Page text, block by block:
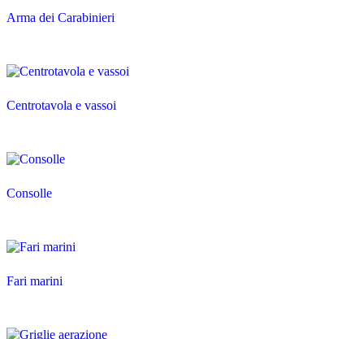
Arma dei Carabinieri
Centrotavola e vassoi
Consolle
Fari marini